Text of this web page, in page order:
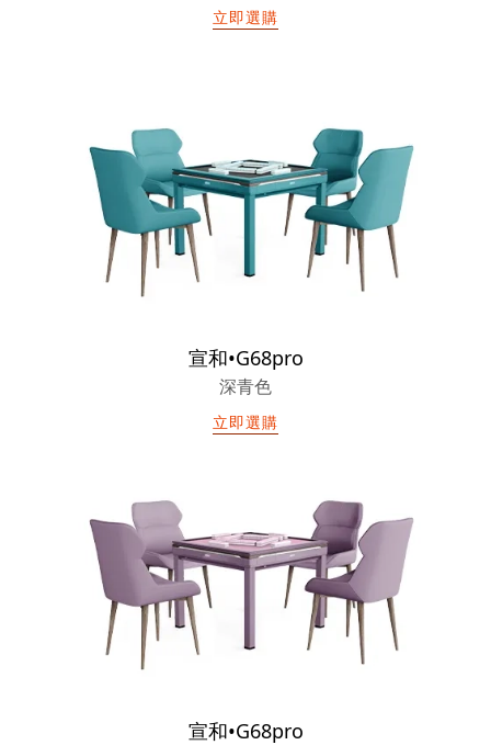
立即選購
宣和•G68pro
深青色
立即選購
宣和•G68pro